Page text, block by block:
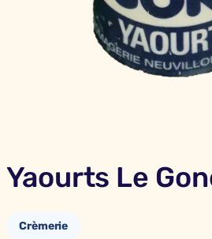
Yaourts Le
Crèmerie